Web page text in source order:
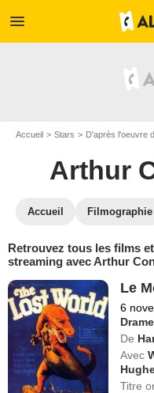
menu
Accueil Stars D'après l'oeuvre
Arthur
Accueil Filmographie
Retrouvez tous les films
streaming avec Arthur
Le
6
Drame
De
Avec
Titre